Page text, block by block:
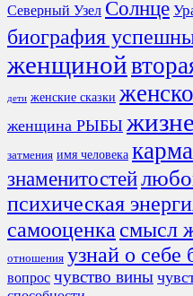
Северный Узел Солнце
биография
женщиной
дети женские сказки
женщина РЫБЫ
затмения имя человека карма
знаменитостей
психическая
самооценка смысл
отношения узнай о себе
вопрос чувство вины